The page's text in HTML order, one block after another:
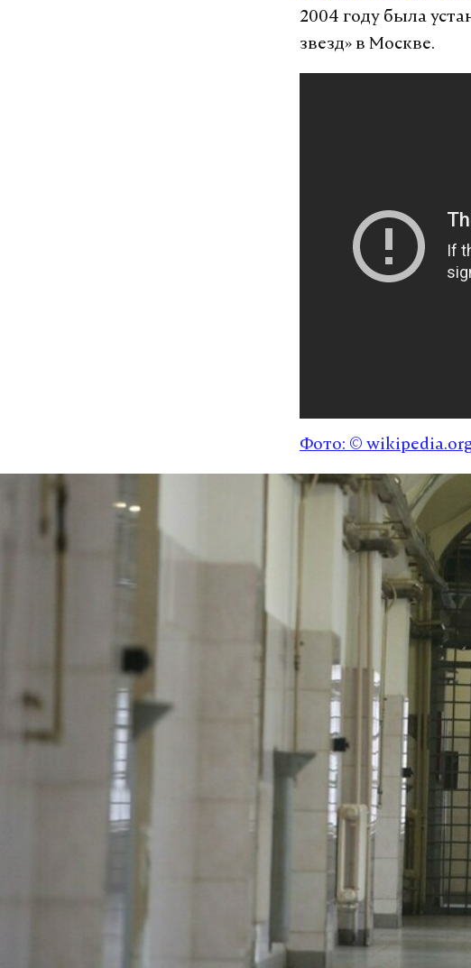
2004 году была
звезд» в Москве.
Фото: ©